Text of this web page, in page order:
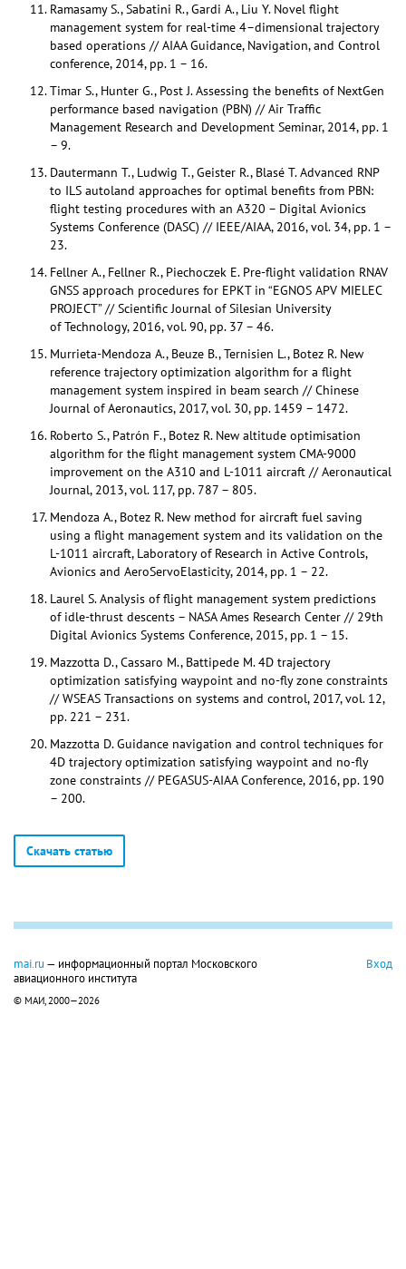
Ramasamy S., Sabatini R., Gardi A., Liu Y. Novel flight
management system for real-time 4–dimensional trajectory
based operations // AIAA Guidance, Navigation, and Control
conference, 2014, pp. 1 – 16.
Timar S., Hunter G., Post J. Assessing the benefits of NextGen
performance based navigation (PBN) // Air Traffic
Management Research and Development Seminar, 2014, pp. 1
– 9.
Dautermann T., Ludwig T., Geister R., Blasé T. Advanced RNP
to ILS autoland approaches for optimal benefits from PBN:
flight testing procedures with an A320 – Digital Avionics
Systems Conference (DASC) // IEEE/AIAA, 2016, vol. 34, pp. 1 –
23.
Fellner A., Fellner R., Piechoczek E. Pre-flight validation RNAV
GNSS approach procedures for EPKT in “EGNOS APV MIELEC
PROJECT” // Scientific Journal of Silesian University
of Technology, 2016, vol. 90, pp. 37 – 46.
Murrieta-Mendoza A., Beuze B., Ternisien L., Botez R. New
reference trajectory optimization algorithm for a flight
management system inspired in beam search // Chinese
Journal of Aeronautics, 2017, vol. 30, pp. 1459 – 1472.
Roberto S., Patrón F., Botez R. New altitude optimisation
algorithm for the flight management system CMA-9000
improvement on the A310 and L-1011 aircraft // Aeronautical
Journal, 2013, vol. 117, pp. 787 – 805.
Mendoza A., Botez R. New method for aircraft fuel saving
using a flight management system and its validation on the
L-1011 aircraft, Laboratory of Research in Active Controls,
Avionics and AeroServoElasticity, 2014, pp. 1 – 22.
Laurel S. Analysis of flight management system predictions
of idle-thrust descents – NASA Ames Research Center // 29th
Digital Avionics Systems Conference, 2015, pp. 1 – 15.
Mazzotta D., Cassaro M., Battipede M. 4D trajectory
optimization satisfying waypoint and no-fly zone constraints
// WSEAS Transactions on systems and control, 2017, vol. 12,
pp. 221 – 231.
Mazzotta D. Guidance navigation and control techniques for
4D trajectory optimization satisfying waypoint and no-fly
zone constraints // PEGASUS-AIAA Conference, 2016, pp. 190
– 200.
Скачать статью
mai.ru — информационный портал Московского
авиационного института
© МАИ, 2000—2026
Вход